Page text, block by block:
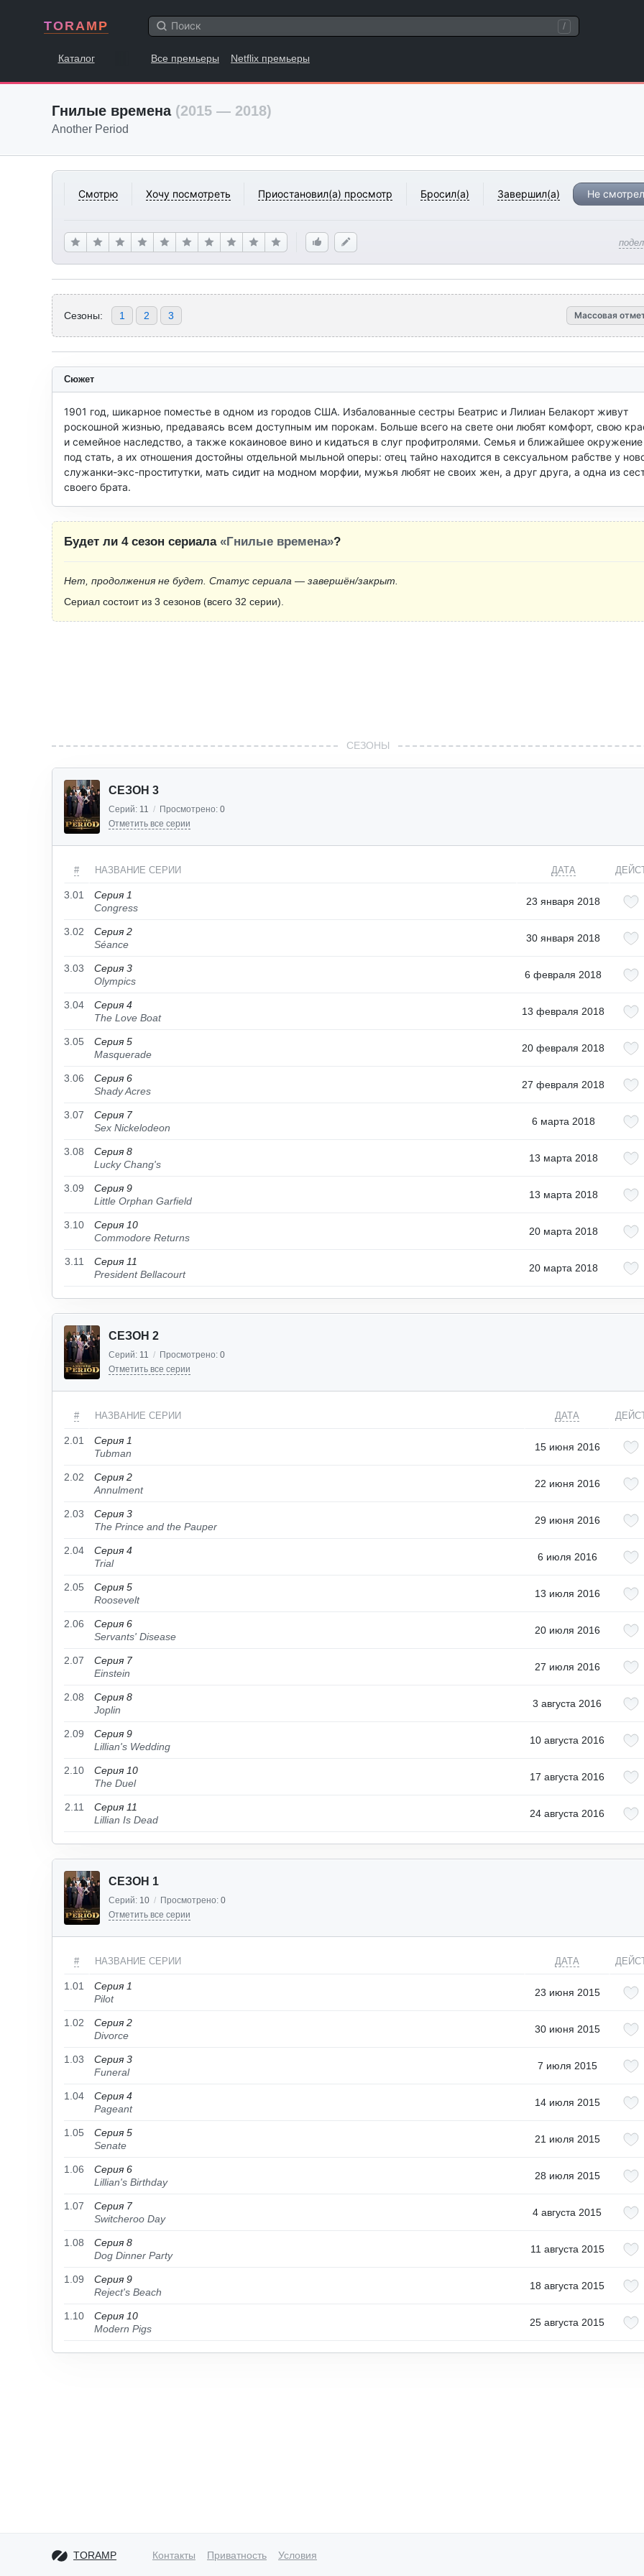
TORAMP /
Каталог Все премьеры Netflix премьеры
Гнилые времена (2015 — 2018)
Another Period
Смотрю Хочу посмотреть Приостановил(а) просмотр Бросил(а) Завершил(а) Не
Сезоны: 1 2 3 Массовая
Сюжет
1901 год, шикарное поместье в одном из городов США. Избалованные сестры Беатрис и Лилиан Белакорт живут
роскошной жизнью, предаваясь всем доступным им порокам. Больше всего на свете они любят комфорт, свою
и семейное наследство, а также кокаиновое вино и кидаться в слуг профитролями. Семья и ближайшее
под стать, а их отношения достойны отдельной мыльной оперы: отец тайно находится в сексуальном рабстве у
служанки-экс-проститутки, мать сидит на модном морфии, мужья любят не своих жен, а друг друга, а одна из
своего брата.
Будет ли 4 сезон сериала «Гнилые времена»?
Нет, продолжения не будет. Статус сериала — завершён/закрыт.
Сериал состоит из 3 сезонов (всего 32 серии).
СЕЗОНЫ
СЕЗОН 3
Серий: 11 / Просмотрено: 0
Отметить все серии
# НАЗВАНИЕ СЕРИИ ДАТА
3.01
Серия 1
Congress
23 января 2018
3.02
Серия 2
Séance
30 января 2018
3.03
Серия 3
Olympics
6 февраля 2018
3.04
Серия 4
The Love Boat
13 февраля 2018
3.05
Серия 5
Masquerade
20 февраля 2018
3.06
Серия 6
Shady Acres
27 февраля 2018
3.07
Серия 7
Sex Nickelodeon
6 марта 2018
3.08
Серия 8
Lucky Chang's
13 марта 2018
3.09
Серия 9
Little Orphan Garfield
13 марта 2018
3.10
Серия 10
Commodore Returns
20 марта 2018
3.11
Серия 11
President Bellacourt
20 марта 2018
СЕЗОН 2
Серий: 11 / Просмотрено: 0
Отметить все серии
# НАЗВАНИЕ СЕРИИ ДАТА
2.01
Серия 1
Tubman
15 июня 2016
2.02
Серия 2
Annulment
22 июня 2016
2.03
Серия 3
The Prince and the Pauper
29 июня 2016
2.04
Серия 4
Trial
6 июля 2016
2.05
Серия 5
Roosevelt
13 июля 2016
2.06
Серия 6
Servants' Disease
20 июля 2016
2.07
Серия 7
Einstein
27 июля 2016
2.08
Серия 8
Joplin
3 августа 2016
2.09
Серия 9
Lillian's Wedding
10 августа 2016
2.10
Серия 10
The Duel
17 августа 2016
2.11
Серия 11
Lillian Is Dead
24 августа 2016
СЕЗОН 1
Серий: 10 / Просмотрено: 0
Отметить все серии
# НАЗВАНИЕ СЕРИИ ДАТА
1.01
Серия 1
Pilot
23 июня 2015
1.02
Серия 2
Divorce
30 июня 2015
1.03
Серия 3
Funeral
7 июля 2015
1.04
Серия 4
Pageant
14 июля 2015
1.05
Серия 5
Senate
21 июля 2015
1.06
Серия 6
Lillian's Birthday
28 июля 2015
1.07
Серия 7
Switcheroo Day
4 августа 2015
1.08
Серия 8
Dog Dinner Party
11 августа 2015
1.09
Серия 9
Reject's Beach
18 августа 2015
1.10
Серия 10
Modern Pigs
25 августа 2015
TORAMP Контакты Приватность Условия